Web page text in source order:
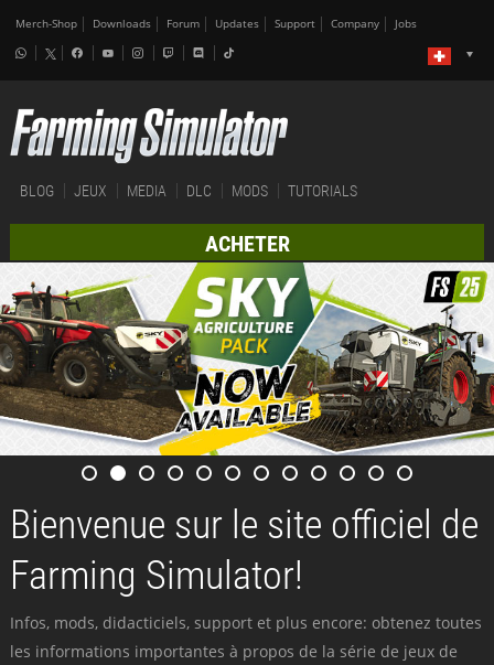
Merch-Shop Downloads Forum Updates Support Company Jobs
BLOG JEUX MEDIA DLC MODS TUTORIALS
ACHETER
Bienvenue sur le site officiel de
Farming Simulator!
Infos, mods, didacticiels, support et plus encore: obtenez toutes
les informations importantes à propos de la série de jeux de